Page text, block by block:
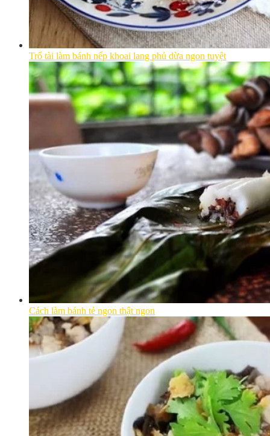
Trổ tài làm bánh nếp khoai lang phủ dừa ngon tuyệt
Cách làm bánh tẻ ngon thật ngon